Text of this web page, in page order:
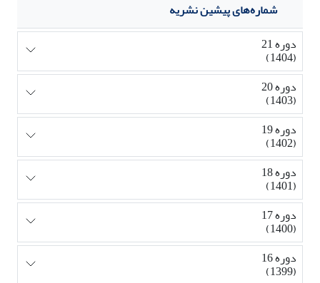
شماره‌های پیشین نشریه
دوره 21
(1404)
دوره 20
(1403)
دوره 19
(1402)
دوره 18
(1401)
دوره 17
(1400)
دوره 16
(1399)